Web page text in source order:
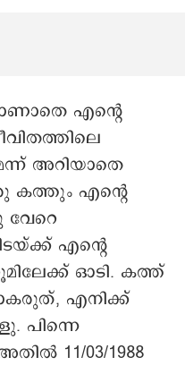
എന്റെ
അറിയാതെ
കത്തും എന്റെ
വേറെ
എന്റെ
ഓടി. കത്ത്
എനിക്ക്
പിന്നെ
11/03/1988